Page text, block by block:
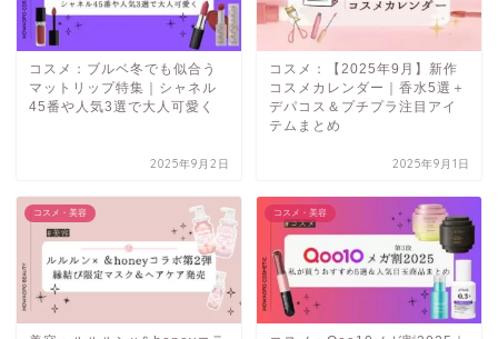
コスメ：ブルベ冬でも似合う
マットリップ特集｜シャネル
45番や人気3選で大人可愛く
2025年9月2日
コスメ：【2025年9月】新作
コスメカレンダー｜香水5選＋
デパコス＆プチプラ注目アイ
テムまとめ
2025年9月1日
コスメ・美容 コスメ・美容